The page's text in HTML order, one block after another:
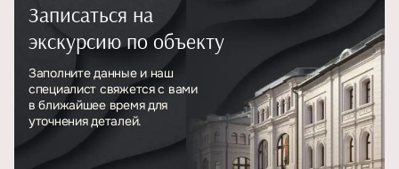
ТипЖК
Класс проекта
Этажность 22
Отделка Дизайнерская
Записаться на
экскурсию по объекту
Заполните данные и наш
специалист свяжется с вами
в ближайшее время для
уточнения деталей.